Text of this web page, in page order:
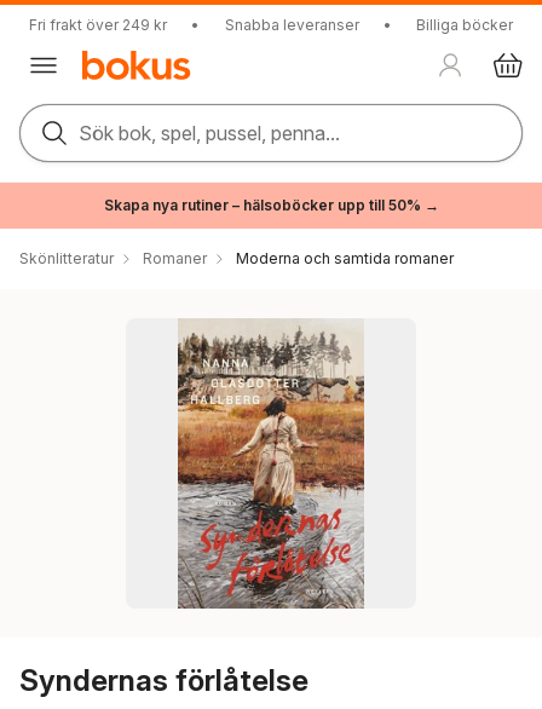
Fri frakt över 249 kr • Snabba leveranser • Billiga böcker
Sök bok, spel, pussel, penna...
Skapa nya rutiner – hälsoböcker upp till 50% →
Skönlitteratur Romaner Moderna och samtida romaner
Syndernas förlåtelse